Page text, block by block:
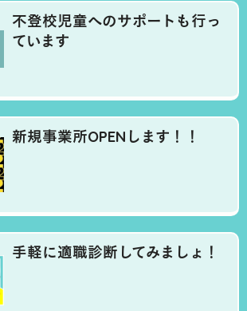
不登校児童へのサポートも行っ
ています
新規事業所OPENします！！
手軽に適職診断してみましょ！